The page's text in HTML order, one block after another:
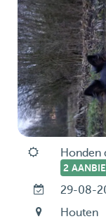
Honden
2
29-08-
Houten